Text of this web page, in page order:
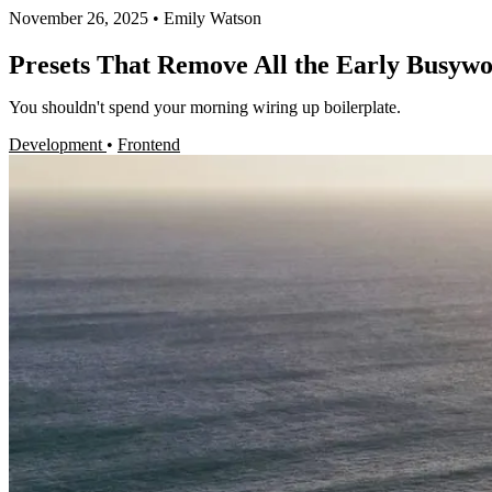
November 26, 2025 • Emily Watson
Presets That Remove All the Early
You shouldn't spend your morning wiring up boilerplate.
Development • Frontend